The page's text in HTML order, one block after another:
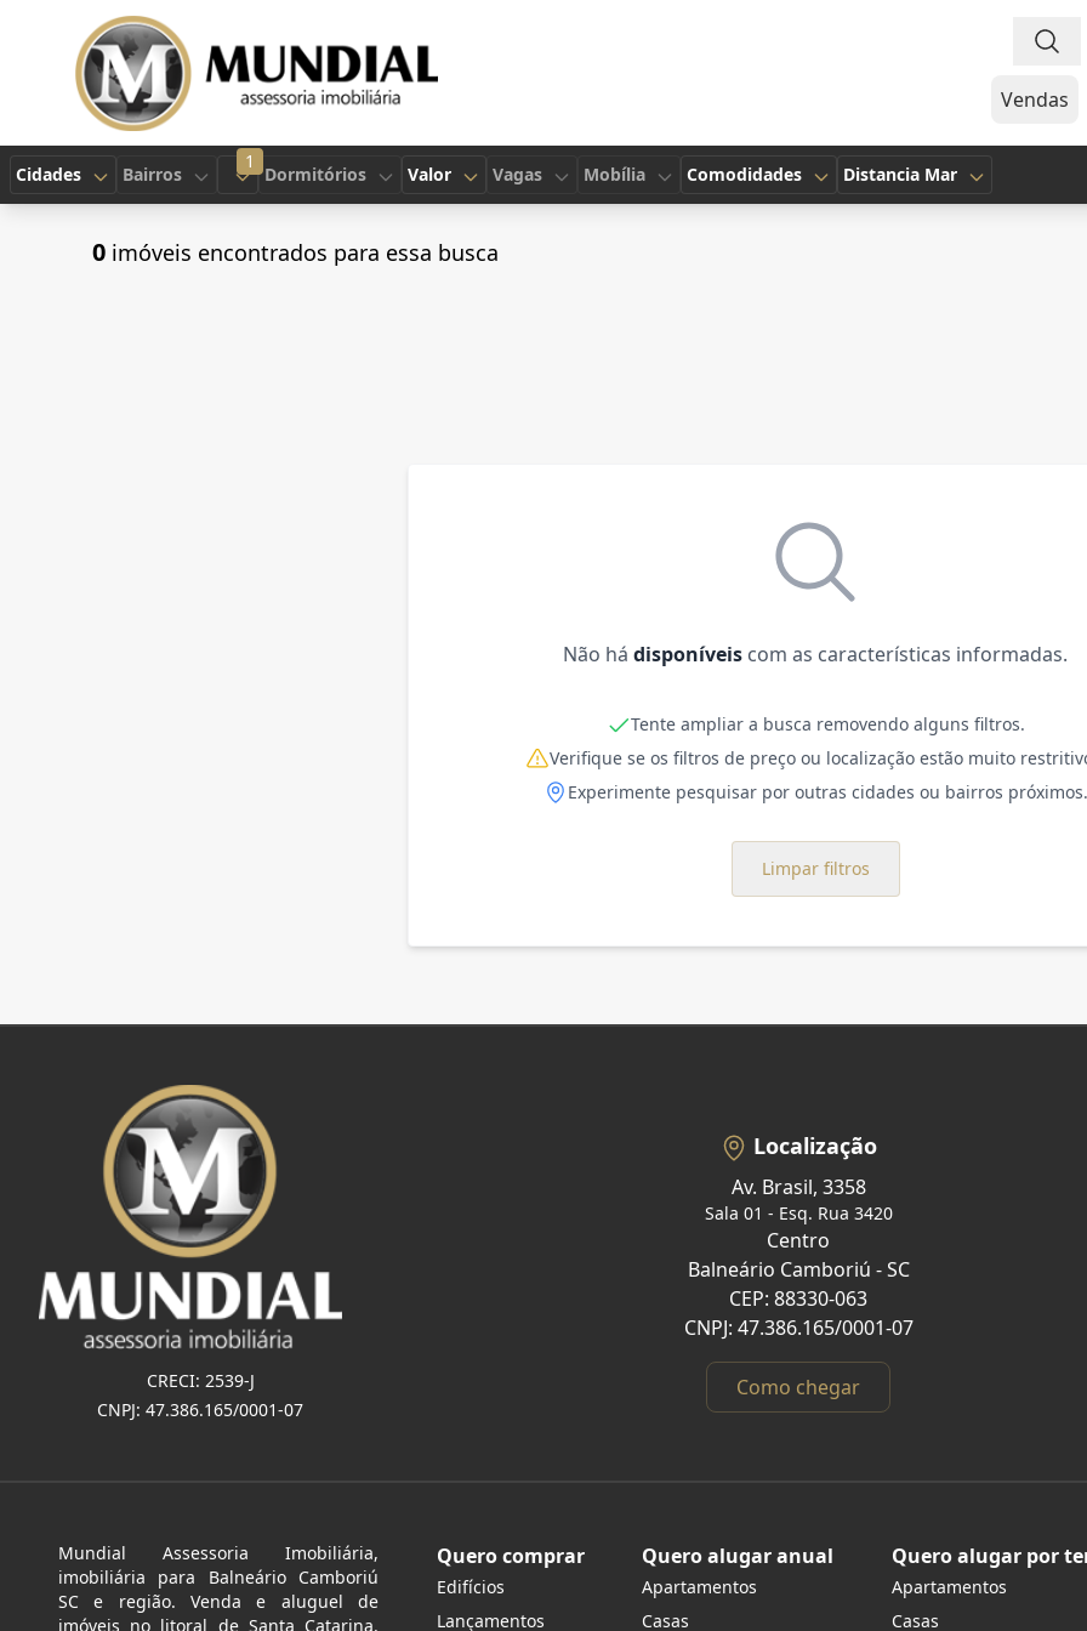
Vendas
Cidades Bairros
1
Dormitórios Valor Vagas Mobília Comodidades Distancia Mar
0 imóveis encontrados para essa busca
Não há disponíveis com as características informadas.
Tente ampliar a busca removendo alguns filtros.
Verifique se os filtros de preço ou localização estão muito
Experimente pesquisar por outras cidades ou bairros próximos.
Limpar filtros
CRECI: 2539-J
CNPJ: 47.386.165/0001-07
Localização
Av. Brasil, 3358
Sala 01 - Esq. Rua 3420
Centro
Balneário Camboriú - SC
CEP: 88330-063
CNPJ: 47.386.165/0001-07
Como chegar
Mundial Assessoria Imobiliária,
imobiliária para Balneário Camboriú
SC e região. Venda e aluguel de
imóveis no litoral de Santa Catarina.
Quero comprar
Edifícios
Lançamentos
Quero alugar anual
Apartamentos
Casas
Quero alugar por
Apartamentos
Casas